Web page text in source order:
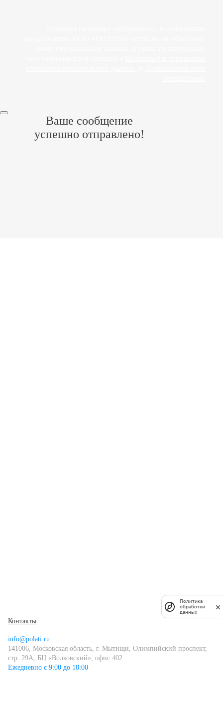
Ваше сообщение
успешно отправлено!
Контакты
info@polati.ru
141006, Московская область, г. Мытищи, Олимпийский проспект,
стр. 29А, БЦ «Волковский», офис 402
Ежедневно с 9:00 до 18:00
Политика
обработки
данных